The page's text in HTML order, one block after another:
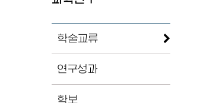
학술교류
연구성과
학보